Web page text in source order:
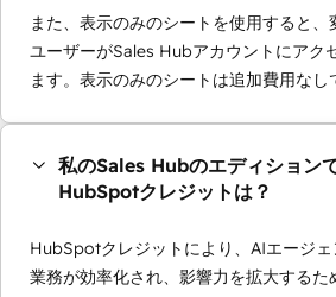
また、表示のみのシートを使用すると、
ユーザーがSales Hubアカウントにアク
ます。表示のみのシートは追加費用なし
私のSales Hubのエディション
HubSpotクレジットは？
HubSpotクレジットにより、AIエージ
業務が効率化され、影響力を拡大するた